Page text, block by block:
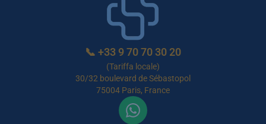
📞 +33 9 70 70 30 20
(Tariffa locale)
30/32 boulevard de Sébastopol
75004 Paris, France